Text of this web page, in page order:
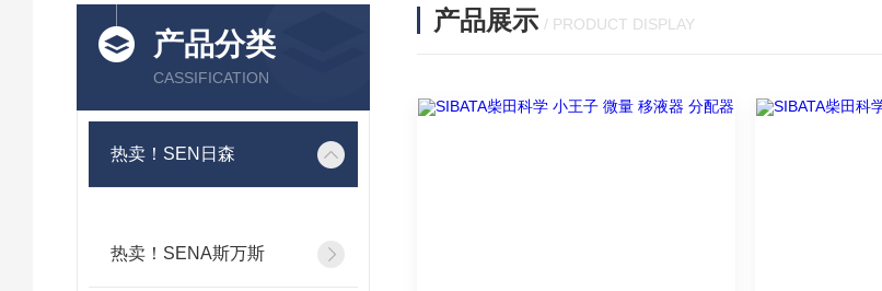
产品分类
CASSIFICATION
热卖！SEN日森
热卖！SENA斯万斯
产品展示 / PRODUCT DISPLAY